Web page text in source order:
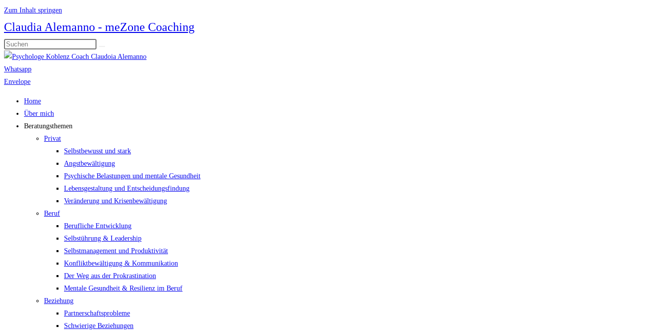
Zum Inhalt springen
Claudia Alemanno - meZone Coaching
Whatsapp
Envelope
Home
Über mich
Beratungsthemen
Privat
Selbstbewusst und stark
Angstbewältigung
Psychische Belastungen und mentale Gesundheit
Lebensgestaltung und Entscheidungsfindung
Veränderung und Krisenbewältigung
Beruf
Berufliche Entwicklung
Selbstührung & Leadership
Selbstmanagement und Produktivität
Konfliktbewältigung & Kommunikation
Der Weg aus der Prokrastination
Mentale Gesundheit & Resilienz im Beruf
Beziehung
Partnerschaftsprobleme
Schwierige Beziehungen